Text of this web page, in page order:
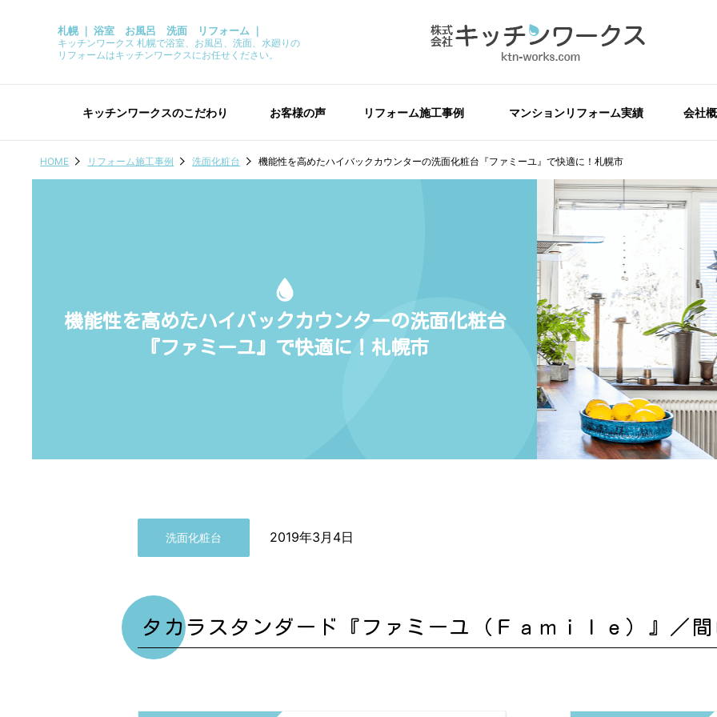
札幌 ｜ 浴室 お風呂 洗面 リフォーム ｜
キッチンワークス 札幌で浴室、お風呂、洗面、水廻りの
リフォームはキッチンワークスにお任せください。
キッチンワークスのこだわり お客様の声 リフォーム施工事例 マンションリフォーム実績 会社
HOME リフォーム施工事例 洗面化粧台 機能性を高めたハイバックカウンターの洗面化粧台『ファミーユ』で快適に！札幌市
機能性を高めたハイバックカウンターの洗面化粧台
『ファミーユ』で快適に！札幌市
洗面化粧台 2019年3月4日
タカラスタンダード『ファミーユ（Ｆａｍｉｌｅ）』／